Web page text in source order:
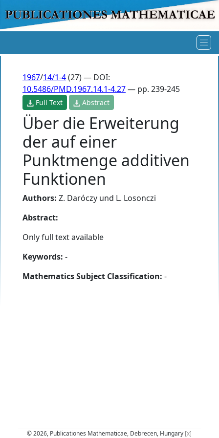
1967/14/1-4(27) — DOI:
10.5486/PMD.1967.14.1-4.27— pp. 239-245
Full Text Abstract
Über die Erweiterung
der auf einer
Punktmenge additiven
Funktionen
Authors: Z. Daróczy und L. Losonczi
Abstract:
Only full text available
Keywords: -
Mathematics Subject Classification: -
© 2026, Publicationes Mathematicae, Debrecen, Hungary [x]